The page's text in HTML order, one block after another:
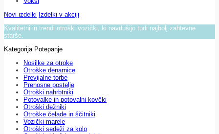
Novi izdelki Izdelki v akciji
Kvalitetni in trendi otroški vozički, ki navdušijo tudi najbolj zahtevne
starše.
Kategorija Potepanje
Nosilke za otroke
Otroške denarnice
Previjalne torbe
Prenosne postelje
Otroški nahrbtniki
Potovalke in potovalni kovčki
Otroški dežniki
Otroške čelade in ščitniki
Vozički marele
Otroški sedeži za kolo